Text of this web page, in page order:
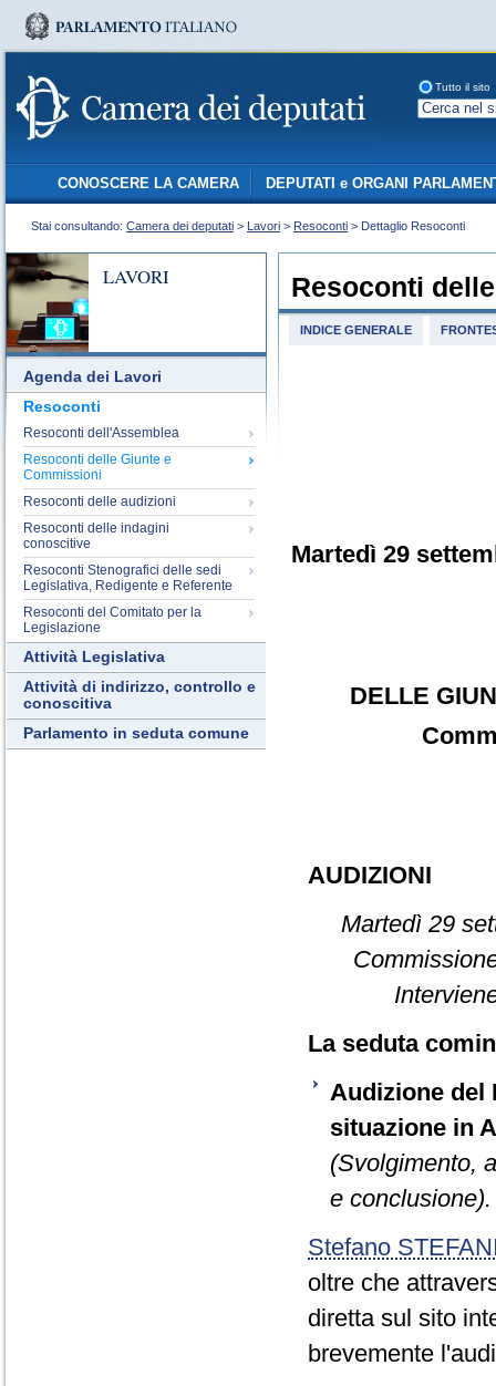
Tutto il sito
CONOSCERE LA CAMERA DEPUTATI e ORGANI
Stai consultando: Camera dei deputati > Lavori > Resoconti > Dettaglio Resoconti
LAVORI
Agenda dei Lavori
Resoconti
Resoconti dell'Assemblea
Resoconti delle Giunte e
Commissioni
Resoconti delle audizioni
Resoconti delle indagini
conoscitive
Resoconti Stenografici delle sedi
Legislativa, Redigente e Referente
Resoconti del Comitato per la
Legislazione
Attività Legislativa
Attività di indirizzo, controllo e
conoscitiva
Parlamento in seduta comune
Resoconti
INDICE GENERALE
Martedì 29
DELLE
AUDIZIONI
Martedì 29
La seduta
Audizione del
situazione in
(Svolgimento,
e conclusione).
Stefano
oltre che
diretta sul sito
brevemente